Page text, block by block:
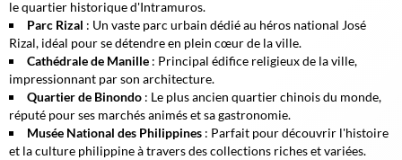
le quartier historique d'Intramuros.
Parc Rizal : Un vaste parc urbain dédié au héros national José
Rizal, idéal pour se détendre en plein cœur de la ville.
Cathédrale de Manille : Principal édifice religieux de la ville,
impressionnant par son architecture.
Quartier de Binondo : Le plus ancien quartier chinois du monde,
réputé pour ses marchés animés et sa gastronomie.
Musée National des Philippines : Parfait pour découvrir l'histoire
et la culture philippine à travers des collections riches et variées.